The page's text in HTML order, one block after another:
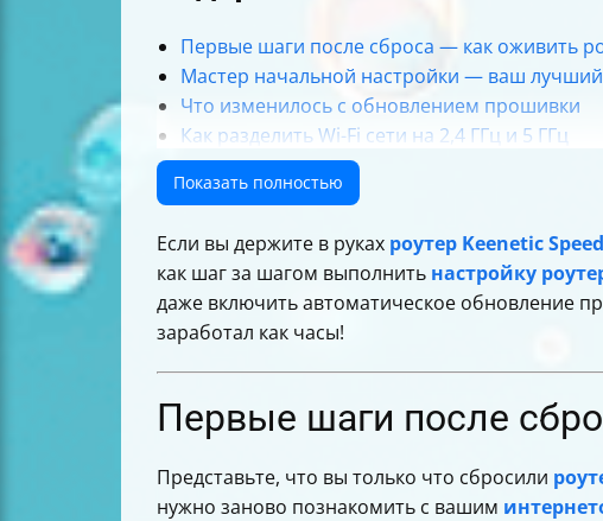
Первые шаги после сброса — как оживить
Мастер начальной настройки — ваш лучший
Что изменилось с обновлением прошивки
Как разделить Wi-Fi сети на 2,4 ГГц и 5 ГГц
Настройка динамического выбора канала Wi-
Какие способы подключения к интернету
Как сохранить данные после настройки
Полезные советы и лайфхаки
Таблица основных портов и разъемов
Итог — настройка роутера Keenetic Speedster
Показать полностью
Если вы держите в руках роутер Keenetic
как шаг за шагом выполнить настройку
даже включить автоматическое обновление
заработал как часы!
Первые шаги после
Представьте, что вы только что сбросили
нужно заново познакомить с вашим